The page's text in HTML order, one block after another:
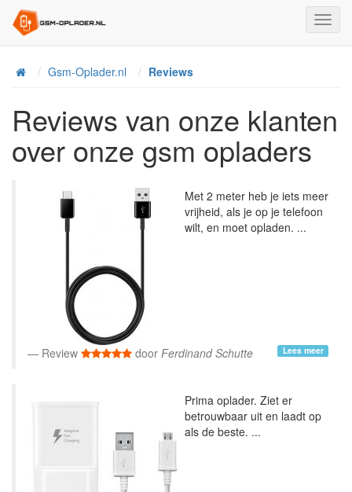
HomeGsm-Oplader.nl Reviews
Reviews van onze klanten
over onze gsm opladers
Met 2 meter heb je iets meer
vrijheid, als je op je telefoon
wilt, en moet opladen. ...
Review door Ferdinand Schutte Lees meer
Prima oplader. Ziet er
betrouwbaar uit en laadt op
als de beste. ...